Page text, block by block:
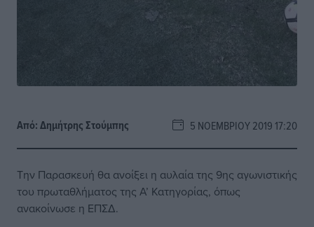
Από:Δημήτρης Στούμπης 5 ΝΟΕΜΒΡΊΟΥ 2019 17:20
Την Παρασκευή θα ανοίξει η αυλαία της 9ης αγωνιστικής
του πρωταθλήματος της Α’ Κατηγορίας, όπως
ανακοίνωσε η ΕΠΣΔ.